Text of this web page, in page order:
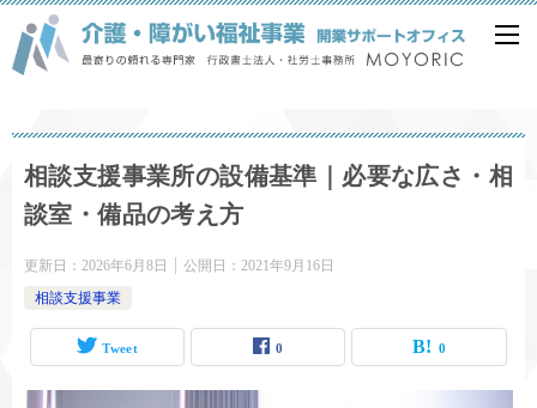
相談支援事業所の設備基準｜必要な広さ・相
談室・備品の考え方
更新日： 2026年6月8日 公開日： 2021年9月16日
相談支援事業
Tweet 0 0